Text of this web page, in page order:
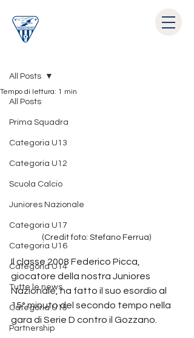
All Posts
Prima Squadra
Categoria U13
Categoria U12
Scuola Calcio
Juniores Nazionale
Categoria U17
Categoria U16
Categoria U14
Tutte le news
Categoria U15
Partnership
All Posts
Tempo di lettura: 1 min
(Credit foto: Stefano Ferrua)
Il classe 2008 Federico Picca,
giocatore della nostra Juniores
Nazionale, ha fatto il suo esordio al
15° minuto del secondo tempo nella
gara di Serie D contro il Gozzano.